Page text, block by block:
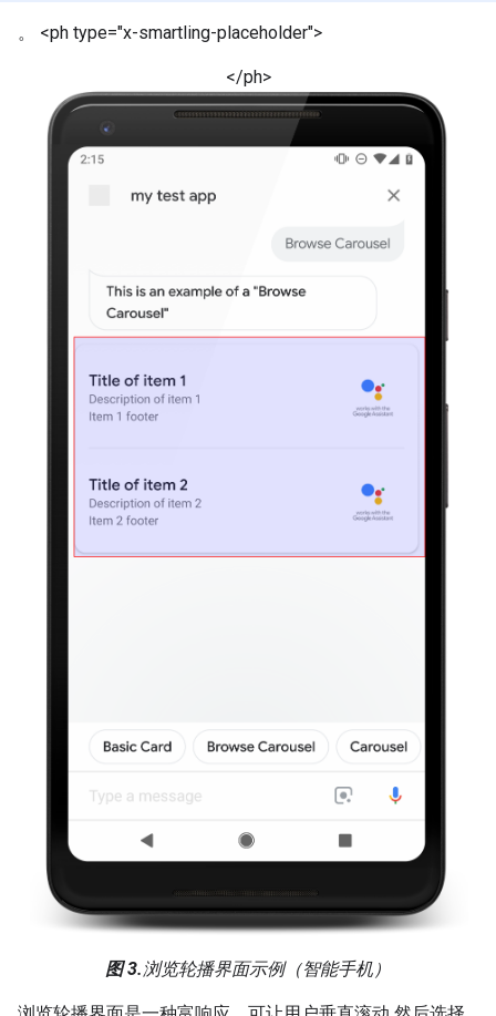
。 <ph type="x-smartling-placeholder">
</ph>
图 3.浏览轮播界面示例（智能手机）